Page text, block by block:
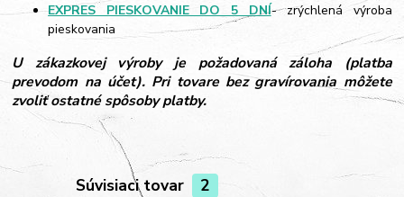
EXPRES PIESKOVANIE DO 5 DNÍ- zrýchlená výroba
pieskovania
U zákazkovej výroby je požadovaná záloha (platba
prevodom na účet). Pri tovare bez gravírovania môžete
zvoliť ostatné spôsoby platby.
Súvisiaci tovar 2